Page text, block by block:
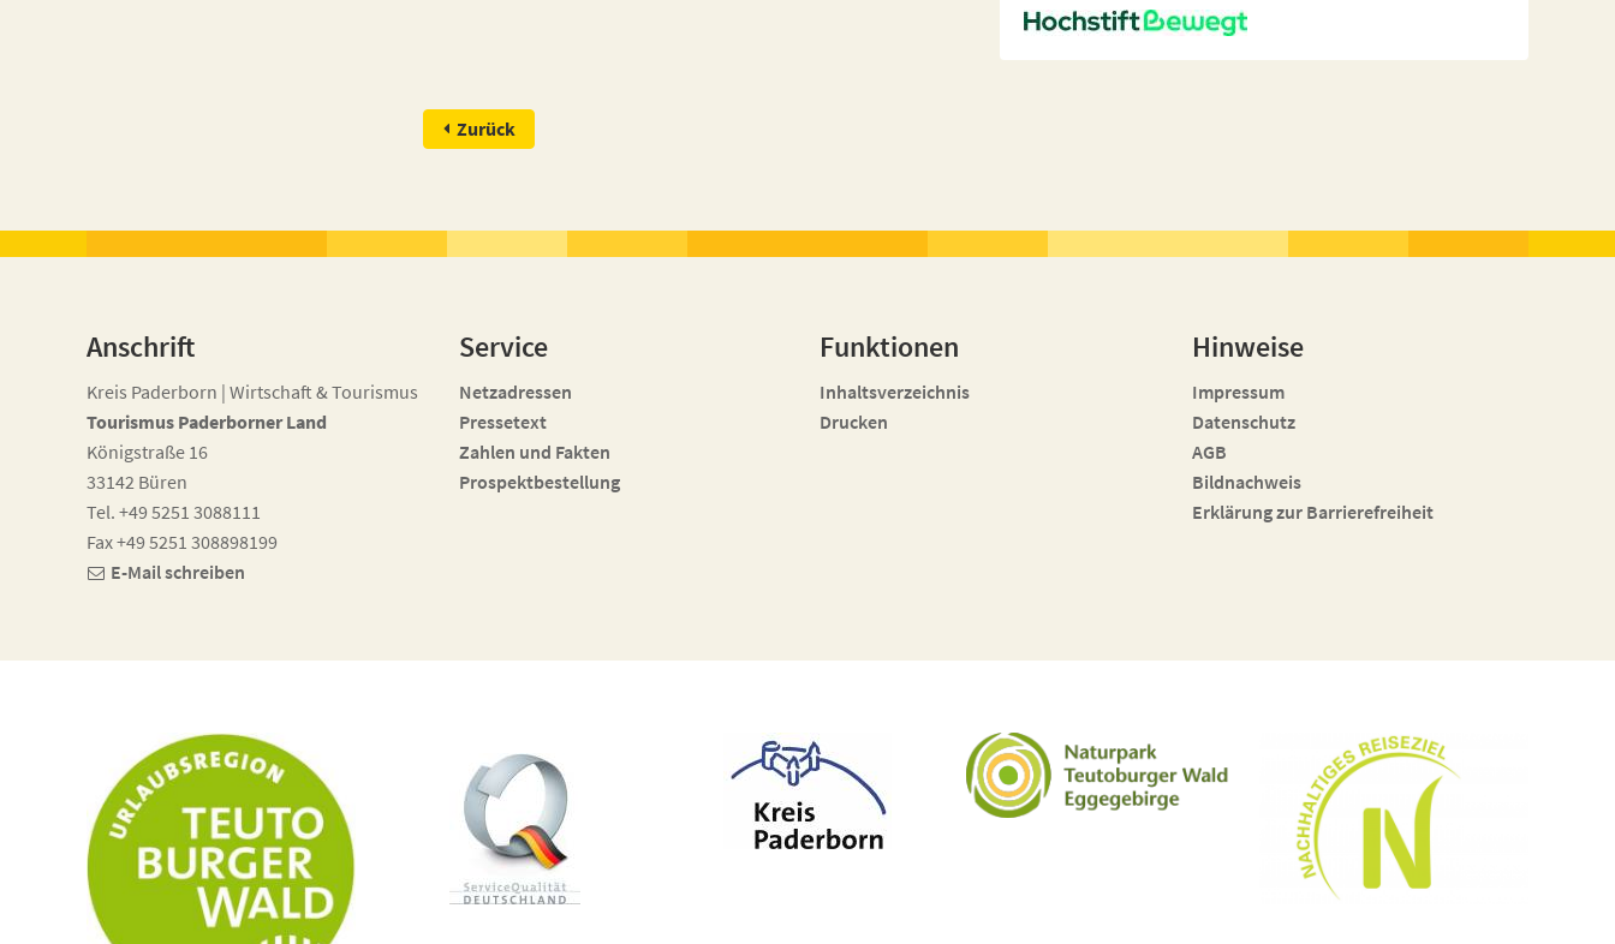
Zurück
Anschrift
Kreis Paderborn | Wirtschaft & Tourismus
Tourismus Paderborner Land
Königstraße 16
33142 Büren
Tel. +49 5251 3088111
Fax +49 5251 308898199
E-Mail schreiben
Service
Netzadressen
Pressetext
Zahlen und Fakten
Prospektbestellung
Funktionen
Inhaltsverzeichnis
Drucken
Hinweise
Impressum
Datenschutz
AGB
Bildnachweis
Erklärung zur Barrierefreiheit